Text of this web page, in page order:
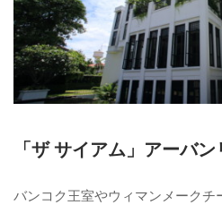
「ザ サイアム」アーバ
バンコク王室やウィマンメークチ